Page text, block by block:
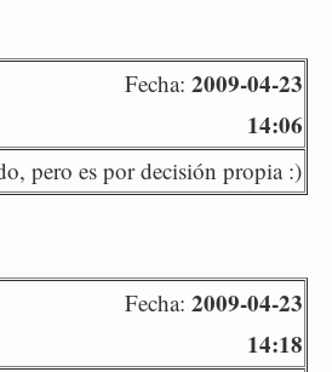
Fecha: 2009-04-23
14:06
pero es por decisión propia :)
Fecha: 2009-04-23
14:18